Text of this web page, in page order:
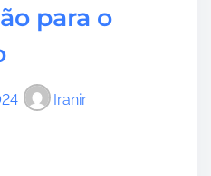
para o
Iranir